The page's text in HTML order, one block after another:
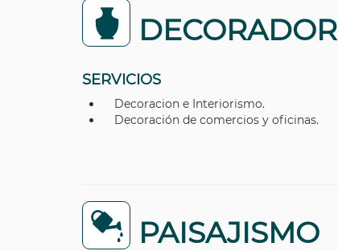
DECORADOR
SERVICIOS
Decoracion e Interiorismo.
Decoración de comercios y oficinas.
PAISAJISMO